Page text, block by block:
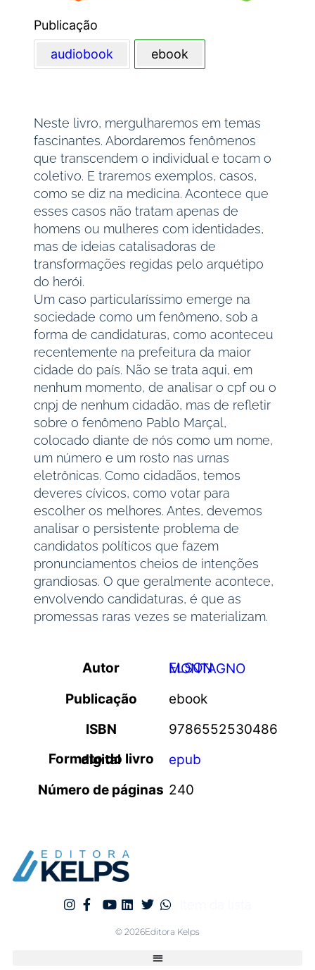
Publicação
audiobook
ebook
Neste livro, mergulharemos em temas
fascinantes. Abordaremos fenômenos
que transcendem o individual e tocam o
coletivo. E traremos exemplos, casos,
como se diz na medicina. Acontece que
esses casos não tratam apenas de
homens ou mulheres com identidades,
mas de ideias catalisadoras de
transformações regidas pelo arquétipo
do herói.
Um caso particularíssimo emerge na
sociedade como um fenômeno, sob a
forma de candidaturas, como aconteceu
recentemente na prefeitura da maior
cidade do país. Não se trata aqui, em
nenhum momento, de analisar o cpf ou o
cnpj de nenhum cidadão, mas de refletir
sobre o fenômeno Pablo Marçal,
colocado diante de nós como um nome,
um número e um rosto nas urnas
eletrônicas. Como cidadãos, temos
deveres cívicos, como votar para
escolher os melhores. Antes, devemos
analisar o persistente problema de
candidatos políticos que fazem
pronunciamentos cheios de intenções
grandiosas. O que geralmente acontece,
envolvendo candidaturas, é que as
promessas raras vezes se materializam.
Autor
ELSON MONTAGNO
Publicação
ebook
ISBN
9786552530486
Formato do livro digital
epub
Número de páginas 240
© 2026Editora Kelps